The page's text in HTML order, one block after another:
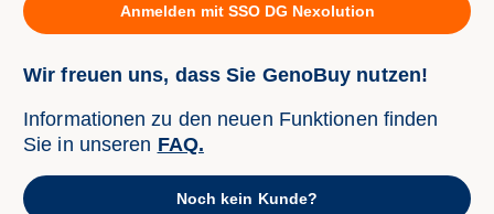
Anmelden mit SSO DG Nexolution
Wir freuen uns, dass Sie GenoBuy nutzen!
Informationen zu den neuen Funktionen finden
Sie in unseren FAQ.
Noch kein Kunde?